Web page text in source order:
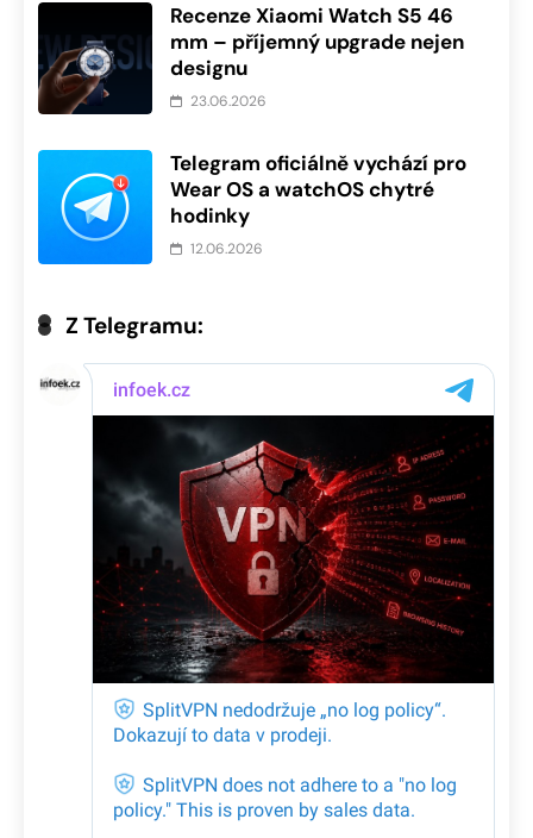
Recenze Xiaomi Watch S5 46
mm – příjemný upgrade nejen
designu
23.06.2026
Telegram oficiálně vychází pro
Wear OS a watchOS chytré
hodinky
12.06.2026
Z Telegramu: